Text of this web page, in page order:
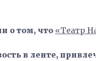
о том, что «️Театр
в ленте,